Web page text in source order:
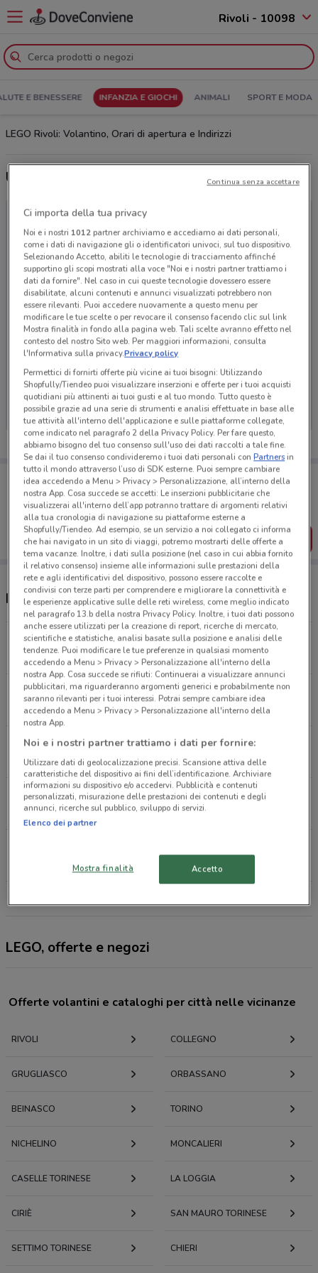
Rivoli - 10098
E BENESSERE INFANZIA E GIOCHI ANIMALI SPORT E MODA
LEGO Rivoli: Volantino, Orari di apertura e Indirizzi
Ultime offerte del volantino LEGO
Ci dispiace, al momento non abbiamo pubblicato
volantini nella tua zona. Riprova più tardi.
Porta DoveConviene sempre con te!
Puoi trovare le migliori offerte dei negozi vicino a te,
salvarle e creare la tua lista del risparmio, comodamente
dal tuo cellulare.
SCARICA L’APP
Negozi LEGO a Rivoli
Via Spagna, 10/12 Collegno
6.6 km
CHIUSO
Via Crea, 10 Grugliasco
7.3 km
CHIUSO
Via Crea 10/A Grugliasco
7.4 km
CHIUSO
Via Crea, 10 Grugliasco
7.5 km
7.7 km
CHIUSO
LEGO, offerte e negozi
Offerte volantini e cataloghi per città nelle vicinanze
RIVOLI COLLEGNO
GRUGLIASCO ORBASSANO
BEINASCO TORINO
NICHELINO MONCALIERI
CASELLE TORINESE LA LOGGIA
CIRIÈ SAN MAURO TORINESE
SETTIMO TORINESE CHIERI
Ci importa della tua privacy
Noi e i nostri 1012partner archiviamo e accediamo ai dati personali,
come i dati di navigazione gli o identificatori univoci, sul tuo dispositivo.
Selezionando Accetto, abiliti le tecnologie di tracciamento affinché
supportino gli scopi mostrati alla voce "Noi e i nostri partner trattiamo i
dati da fornire". Nel caso in cui queste tecnologie dovessero essere
disabilitate, alcuni contenuti e annunci visualizzati potrebbero non
essere rilevanti. Puoi accedere nuovamente a questo menu per
modificare le tue scelte o per revocare il consenso facendo clic sul link
Mostra finalità in fondo alla pagina web. Tali scelte avranno effetto nel
contesto del nostro Sito web. Per maggiori informazioni, consulta
l'Informativa sulla privacy.Privacy policy
Permettici di fornirti offerte più vicine ai tuoi bisogni: Utilizzando
Shopfully/Tiendeo puoi visualizzare inserzioni e offerte per i tuoi acquisti
quotidiani più attinenti ai tuoi gusti e al tuo mondo. Tutto questo è
possibile grazie ad una serie di strumenti e analisi effettuate in base alle
tue attività all'interno dell'applicazione e sulle piattaforme collegate,
come indicato nel paragrafo 2 della Privacy Policy. Per fare questo,
abbiamo bisogno del tuo consenso sull'uso dei dati raccolti a tale fine.
Se dai il tuo consenso condivideremo i tuoi dati personali conPartnersin
tutto il mondo attraverso l’uso di SDK esterne. Puoi sempre cambiare
idea accedendo a Menu > Privacy > Personalizzazione, all’interno della
nostra App. Cosa succede se accetti: Le inserzioni pubblicitarie che
visualizzerai all'interno dell’app potranno trattare di argomenti relativi
alla tua cronologia di navigazione su piattaforme esterne a
Shopfully/Tiendeo. Ad esempio, se un servizio a noi collegato ci informa
che hai navigato in un sito di viaggi, potremo mostrarti delle offerte a
tema vacanze. Inoltre, i dati sulla posizione (nel caso in cui abbia fornito
il relativo consenso) insieme alle informazioni sulle prestazioni della
rete e agli identificativi del dispositivo, possono essere raccolte e
condivisi con terze parti per comprendere e migliorare la connettività e
le esperienze applicative sulle delle reti wireless, come meglio indicato
nel paragrafo 13.b della nostra Privacy Policy. Inoltre, i tuoi dati possono
anche essere utilizzati per la creazione di report, ricerche di mercato,
scientifiche e statistiche, analisi basate sulla posizione e analisi delle
tendenze. Puoi modificare le tue preferenze in qualsiasi momento
accedendo a Menu > Privacy > Personalizzazione all'interno della
nostra App. Cosa succede se rifiuti: Continuerai a visualizzare annunci
pubblicitari, ma riguarderanno argomenti generici e probabilmente non
saranno rilevanti per i tuoi interessi. Potrai sempre cambiare idea
accedendo a Menu > Privacy > Personalizzazione all'interno della
nostra App.
Noi e i nostri partner trattiamo i dati per fornire:
Utilizzare dati di geolocalizzazione precisi. Scansione attiva delle
caratteristiche del dispositivo ai fini dell’identificazione. Archiviare
informazioni su dispositivo e/o accedervi. Pubblicità e contenuti
personalizzati, misurazione delle prestazioni dei contenuti e degli
annunci, ricerche sul pubblico, sviluppo di servizi.
Elenco dei partner
Mostra finalità Accetto
Continua senza accettare